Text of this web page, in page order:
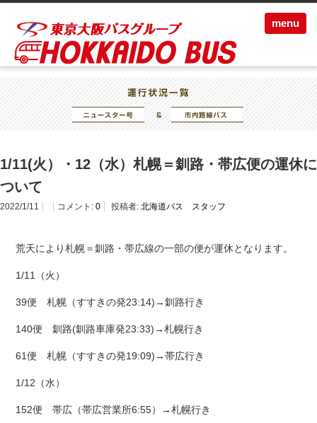
menu
1/11(火）・12（水）札幌＝釧路・帯広便の運休に
ついて
2022/1/11 コメント: 0 投稿者: 北海道バス スタッフ
荒天により札幌＝釧路・帯広線の一部の便が運休となります。
1/11（火）
39便 札幌（すすきの発23:14)→釧路行き
140便 釧路(釧路車庫発23:33)→札幌行き
61便 札幌（すすきの発19:09)→帯広行き
1/12（水）
152便 帯広（帯広営業所6:55）→札幌行き